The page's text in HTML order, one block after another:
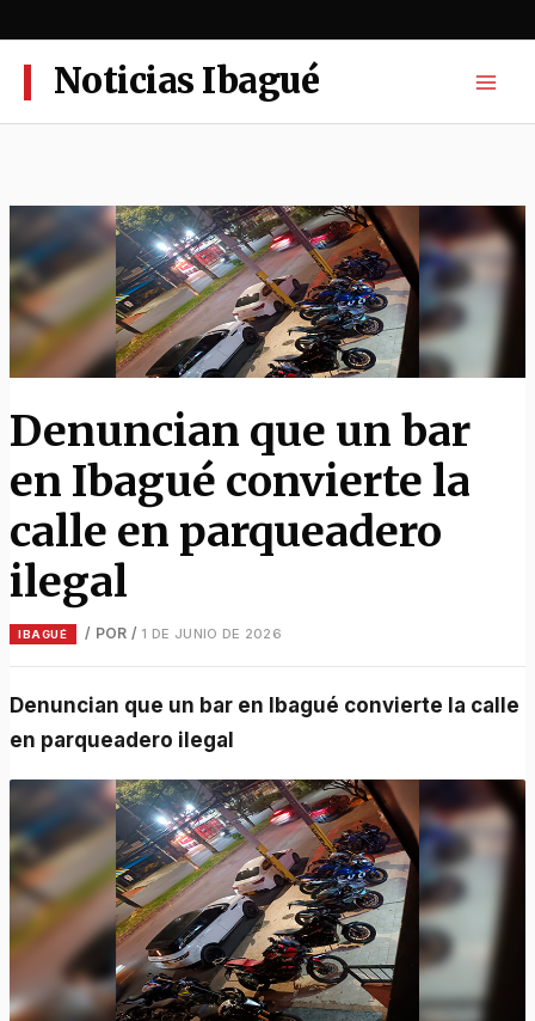
al
contenidoNoticias Ibagué
Denuncian que un bar
en Ibagué convierte la
calle en parqueadero
ilegal
IBAGUÉ / POR / 1 DE JUNIO DE 2026
Denuncian que un bar en Ibagué convierte la calle
en parqueadero ilegal